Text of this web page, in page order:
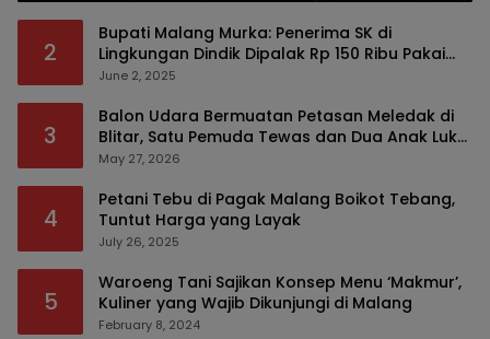
2
Bupati Malang Murka: Penerima SK di
Lingkungan Dindik Dipalak Rp 150 Ribu Pakai
Modus Tumpengan, KPK Turut Pantau
June 2, 2025
3
Balon Udara Bermuatan Petasan Meledak di
Blitar, Satu Pemuda Tewas dan Dua Anak Luka
Serius
May 27, 2026
4
Petani Tebu di Pagak Malang Boikot Tebang,
Tuntut Harga yang Layak
July 26, 2025
5
Waroeng Tani Sajikan Konsep Menu ‘Makmur’,
Kuliner yang Wajib Dikunjungi di Malang
February 8, 2024